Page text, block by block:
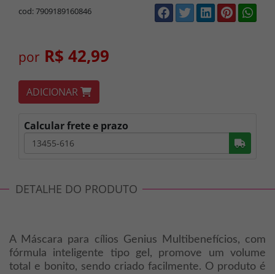
cod: 7909189160846
por R$ 42,99
ADICIONAR
Calcular frete e prazo
DETALHE DO PRODUTO
A Máscara para cílios Genius Multibenefícios, com
fórmula inteligente tipo gel, promove um volume
total e bonito, sendo criado facilmente. O produto é